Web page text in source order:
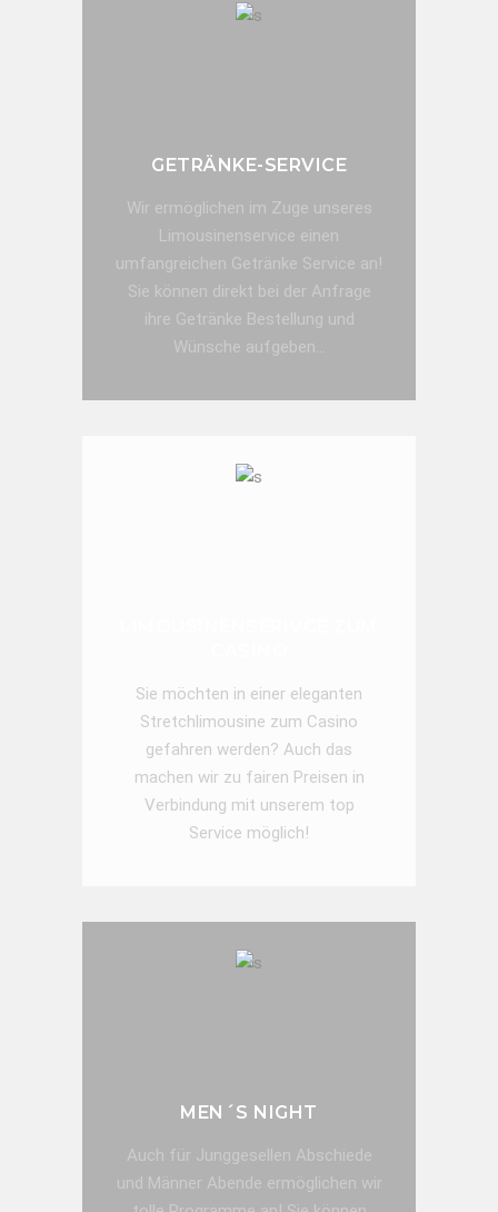
GETRÄNKE-SERVICE
Wir ermöglichen im Zuge unseres
Limousinenservice einen
umfangreichen Getränke Service an!
Sie können direkt bei der Anfrage
ihre Getränke Bestellung und
Wünsche aufgeben...
Sie möchten in einer eleganten
Stretchlimousine zum Casino
gefahren werden? Auch das
machen wir zu fairen Preisen in
Verbindung mit unserem top
Service möglich!
MEN´S NIGHT
Auch für Junggesellen Abschiede
und Männer Abende ermöglichen wir